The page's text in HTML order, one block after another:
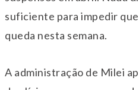
suficiente para impedir
queda nesta semana.
A administração de Milei